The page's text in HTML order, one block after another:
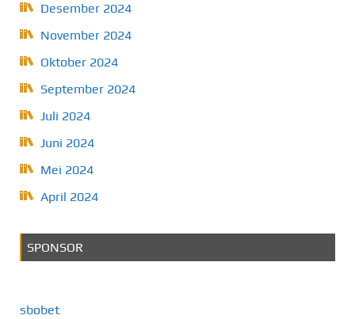
Desember 2024
November 2024
Oktober 2024
September 2024
Juli 2024
Juni 2024
Mei 2024
April 2024
SPONSOR
sbobet